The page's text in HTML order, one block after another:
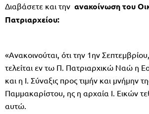
Διαβάσετε και την ανακοίνωση του
Πατριαρχείου:
«Ανακοινούται, ότι την 1ην
τελείται εν τω Π. Πατριαρχικώ Ναώ η
και η Ι. Σύναξις προς τιμήν και μνήμην
Παμμακαρίστου, ης η αρχαία Ι. Εικών
αυτώ.